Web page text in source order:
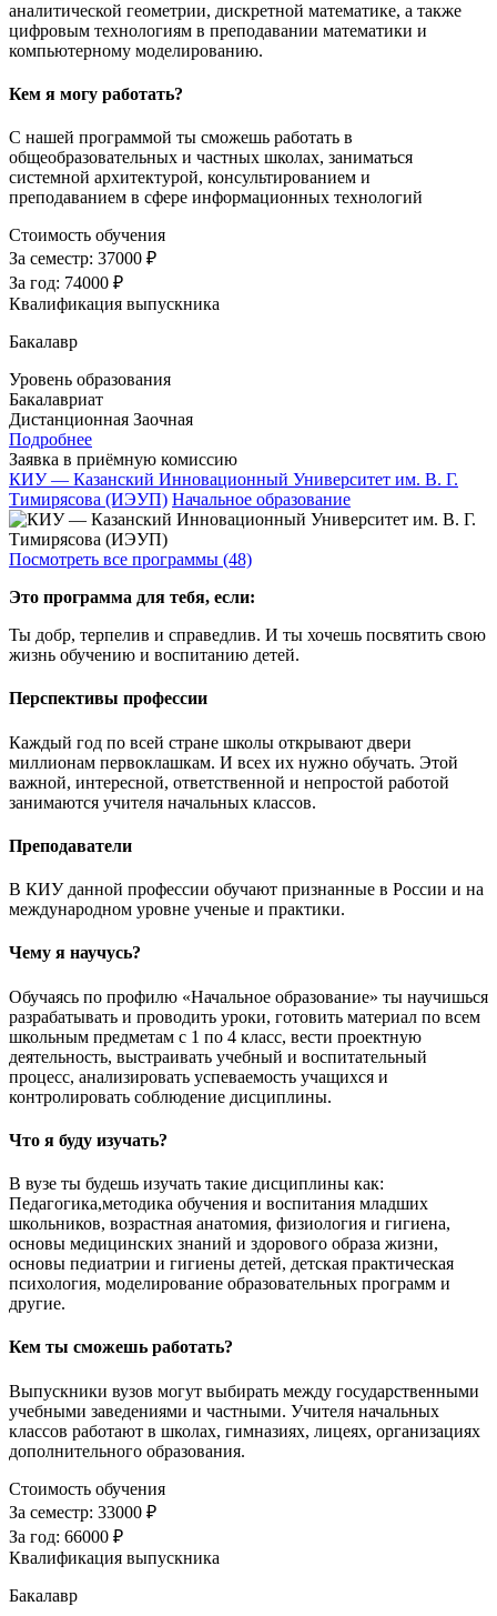
аналитической геометрии, дискретной математике, а также
цифровым технологиям в преподавании математики и
компьютерному моделированию.
Кем я могу работать?
С нашей программой ты сможешь работать в
общеобразовательных и частных школах, заниматься
системной архитектурой, консультированием и
преподаванием в сфере информационных технологий
Стоимость обучения
За семестр: 37000 ₽
За год: 74000 ₽
Квалификация выпускника
Бакалавр
Уровень образования
Бакалавриат
Дистанционная Заочная
Подробнее
Заявка в приёмную комиссию
КИУ — Казанский Инновационный Университет им. В. Г.
Тимирясова (ИЭУП) Начальное образование
Посмотреть все программы (48)
Это программа для тебя, если:
Ты добр, терпелив и справедлив. И ты хочешь посвятить свою
жизнь обучению и воспитанию детей.
Перспективы профессии
Каждый год по всей стране школы открывают двери
миллионам первоклашкам. И всех их нужно обучать. Этой
важной, интересной, ответственной и непростой работой
занимаются учителя начальных классов.
Преподаватели
В КИУ данной профессии обучают признанные в России и на
международном уровне ученые и практики.
Чему я научусь?
Обучаясь по профилю «Начальное образование» ты научишься
разрабатывать и проводить уроки, готовить материал по всем
школьным предметам с 1 по 4 класс, вести проектную
деятельность, выстраивать учебный и воспитательный
процесс, анализировать успеваемость учащихся и
контролировать соблюдение дисциплины.
Что я буду изучать?
В вузе ты будешь изучать такие дисциплины как:
Педагогика,методика обучения и воспитания младших
школьников, возрастная анатомия, физиология и гигиена,
основы медицинских знаний и здорового образа жизни,
основы педиатрии и гигиены детей, детская практическая
психология, моделирование образовательных программ и
другие.
Кем ты сможешь работать?
Выпускники вузов могут выбирать между государственными
учебными заведениями и частными. Учителя начальных
классов работают в школах, гимназиях, лицеях, организациях
дополнительного образования.
Стоимость обучения
За семестр: 33000 ₽
За год: 66000 ₽
Квалификация выпускника
Бакалавр